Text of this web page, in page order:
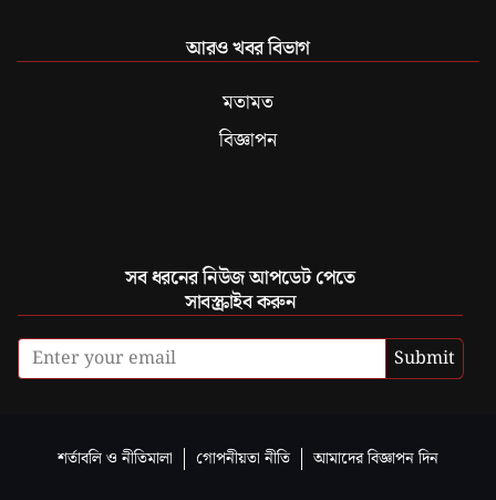
আরও খবর বিভাগ
মতামত
বিজ্ঞাপন
সব ধরনের নিউজ আপডেট পেতে
সাবস্ক্রাইব করুন
Submit
শর্তাবলি ও নীতিমালা গোপনীয়তা নীতি আমাদের বিজ্ঞাপন দিন